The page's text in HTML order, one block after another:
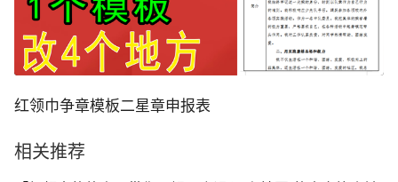
红领巾争章模板二星章申报表
相关推荐